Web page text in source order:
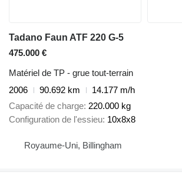
Tadano Faun ATF 220 G-5
475.000 €
Matériel de TP - grue tout-terrain
2006
90.692 km
14.177 m/h
Capacité de charge 220.000 kg
Configuration de l'essieu 10x8x8
Royaume-Uni, Billingham